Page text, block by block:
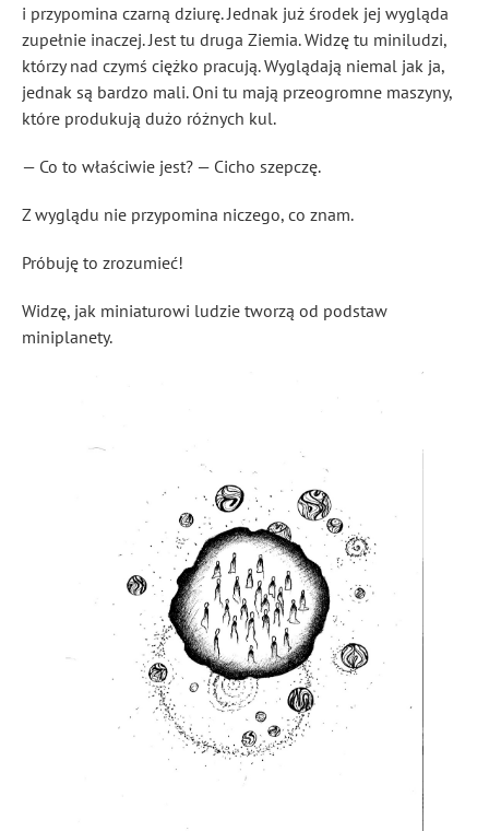
i przypomina czarną dziurę. Jednak już środek jej wygląda
zupełnie inaczej. Jest tu druga Ziemia. Widzę tu miniludzi,
którzy nad czymś ciężko pracują. Wyglądają niemal jak ja,
jednak są bardzo mali. Oni tu mają przeogromne maszyny,
które produkują dużo różnych kul.
— Co to właściwie jest? — Cicho szepczę.
Z wyglądu nie przypomina niczego, co znam.
Próbuję to zrozumieć!
Widzę, jak miniaturowi ludzie tworzą od podstaw
miniplanety.